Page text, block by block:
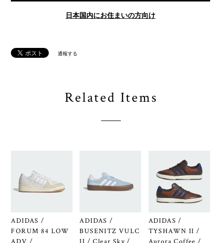
日本国内にお住まいの方向け
通報する
Related Items
ADIDAS /
FORUM 84 LOW
ADIDAS /
BUSENITZ VULC
ADIDAS /
TYSHAWN II /